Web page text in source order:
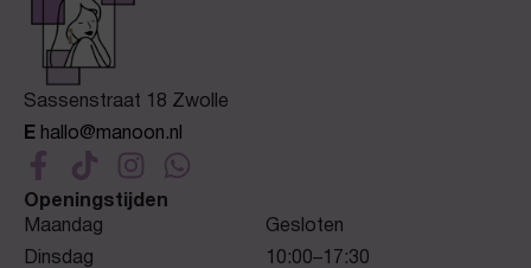
Sassenstraat 18 Zwolle
E hallo@manoon.nl
Openingstijden
Maandag
Gesloten
Dinsdag
10:00–17:30